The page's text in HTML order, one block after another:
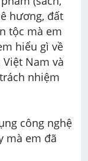
hương, đất
tộc mà em
hiểu gì về
Nam và
nhiệm
công nghệ
mà em đã